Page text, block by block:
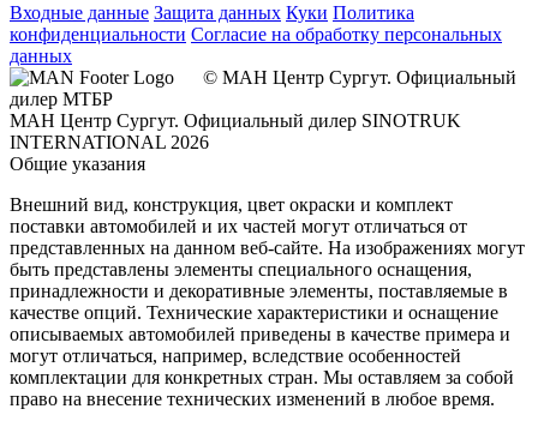
Входные данные Защита данных Куки Политика
конфиденциальности Согласие на обработку персональных
данных
© МАН Центр Сургут. Официальный
дилер МТБР
МАН Центр Сургут. Официальный дилер SINOTRUK
INTERNATIONAL 2026
Общие указания
Внешний вид, конструкция, цвет окраски и комплект
поставки автомобилей и их частей могут отличаться от
представленных на данном веб-сайте. На изображениях могут
быть представлены элементы специального оснащения,
принадлежности и декоративные элементы, поставляемые в
качестве опций. Технические характеристики и оснащение
описываемых автомобилей приведены в качестве примера и
могут отличаться, например, вследствие особенностей
комплектации для конкретных стран. Мы оставляем за собой
право на внесение технических изменений в любое время.